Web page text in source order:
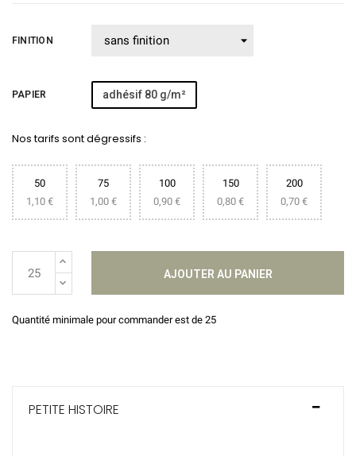
FINITION
PAPIER adhésif 80 g/m²
Nos tarifs sont dégressifs :
50
1,10 €
75
1,00 €
100
0,90 €
150
0,80 €
200
0,70 €
AJOUTER AU PANIER
Quantité minimale pour commander est de 25
PETITE HISTOIRE